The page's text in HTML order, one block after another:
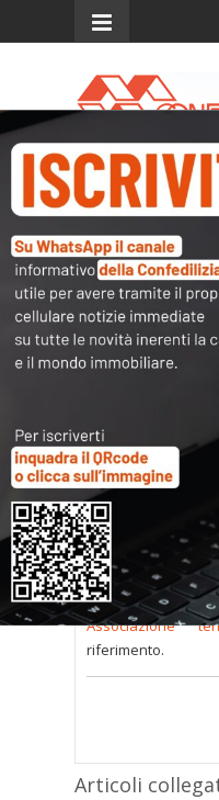
Menu
Circ.
(studi di
d’imposta
soli
Tutti i documenti
sonoa
consultare occorre
nel modulo a
Se non
oppure li hai
Associazione
riferimento.
Articoli